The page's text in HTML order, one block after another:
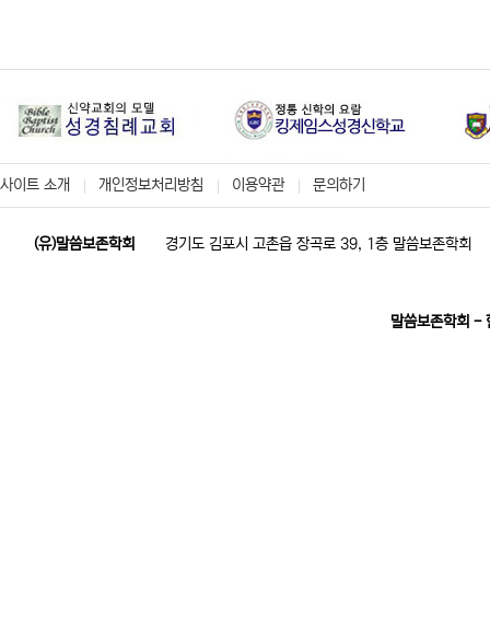
사이트 소개 개인정보처리방침 이용약관 문의하기
(유)말씀보존학회 경기도 김포시 고촌읍 장곡로 39, 1층 말씀보존학회
말씀보존학회 -